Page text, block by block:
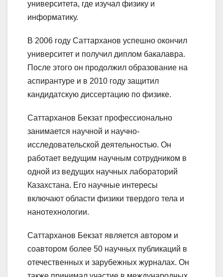
университета, где изучал физику и
информатику.
В 2006 году Саттарханов успешно окончил
университет и получил диплом бакалавра.
После этого он продолжил образование на
аспирантуре и в 2010 году защитил
кандидатскую диссертацию по физике.
Саттарханов Бекзат профессионально
занимается научной и научно-
исследовательской деятельностью. Он
работает ведущим научным сотрудником в
одной из ведущих научных лабораторий
Казахстана. Его научные интересы
включают области физики твердого тела и
нанотехнологии.
Саттарханов Бекзат является автором и
соавтором более 50 научных публикаций в
отечественных и зарубежных журналах. Он